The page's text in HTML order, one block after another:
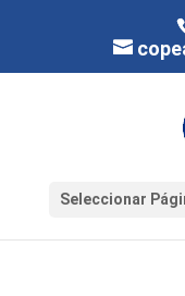
Seleccionar